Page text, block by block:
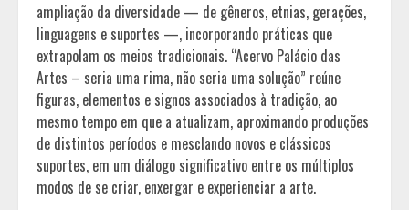
ampliação da diversidade — de gêneros, etnias, gerações,
linguagens e suportes —, incorporando práticas que
extrapolam os meios tradicionais. “Acervo Palácio das
Artes – seria uma rima, não seria uma solução” reúne
figuras, elementos e signos associados à tradição, ao
mesmo tempo em que a atualizam, aproximando produções
de distintos períodos e mesclando novos e clássicos
suportes, em um diálogo significativo entre os múltiplos
modos de se criar, enxergar e experienciar a arte.